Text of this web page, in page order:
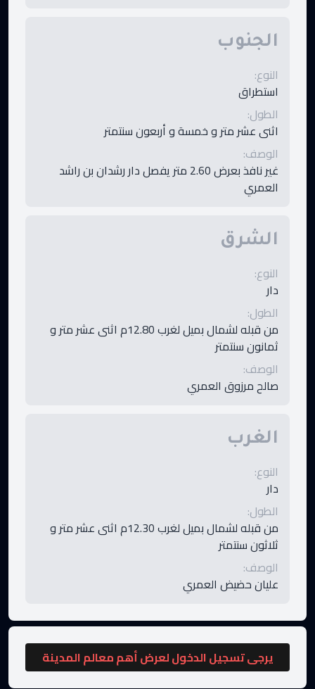
الجنوب
النوع:
استطراق
الطول:
اثنى عشر متر و خمسة و أربعون سنتمتر
الوصف:
غير نافذ بعرض 2.60 متر يفصل دار رشدان بن راشد
العمري
الشرق
النوع:
دار
الطول:
من قبله لشمال بميل لغرب 12.80م اثنى عشر متر و
ثمانون سنتمتر
الوصف:
صالح مرزوق العمري
الغرب
النوع:
دار
الطول:
من قبله لشمال بميل لغرب 12.30م اثنى عشر متر و
ثلاثون سنتمتر
الوصف:
عليان حضيض العمري
يرجى تسجيل الدخول لعرض أهم معالم المدينة